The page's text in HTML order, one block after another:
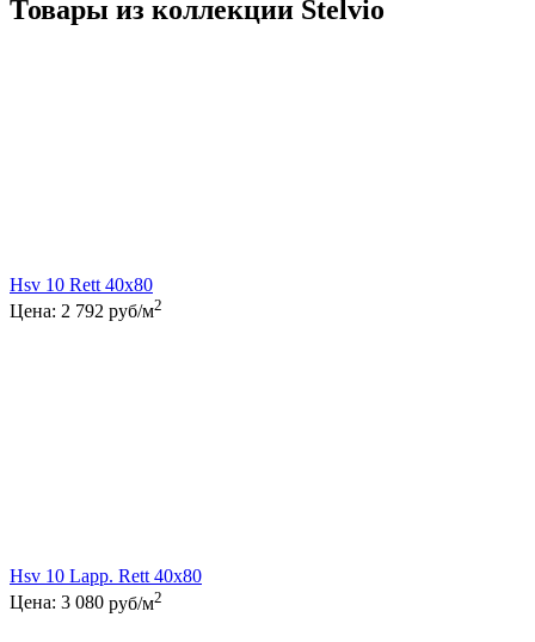
Товары из коллекции Stelvio
Hsv 10 Rett 40x80
Цена: 2 792 руб/м2
Hsv 10 Lapp. Rett 40x80
Цена: 3 080 руб/м2